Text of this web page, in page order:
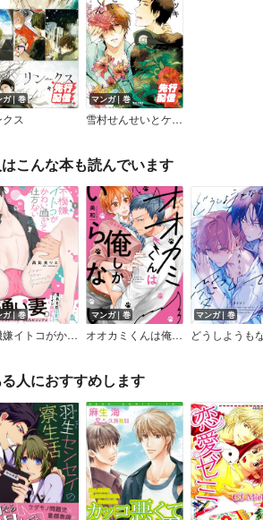
ガ｜巻
クス
マンガ｜巻
雪村せんせいとケイくん
こんな本も読んでいます
ガ｜巻
不機嫌イトコがかわい過ぎて仕方ない【電子限定版特典付き】
マンガ｜巻
オオカミくんは俺しかいらない【特典ペーパー／電子書籍限定ペーパー付】
マンガ｜巻
人におすすめします